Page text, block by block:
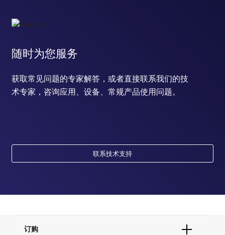
随时为您服务
获取常见问题的专家解答，或者直接联系我们的技
术专家，咨询应用、设备、常规产品使用问题。
联系技术支持
订购